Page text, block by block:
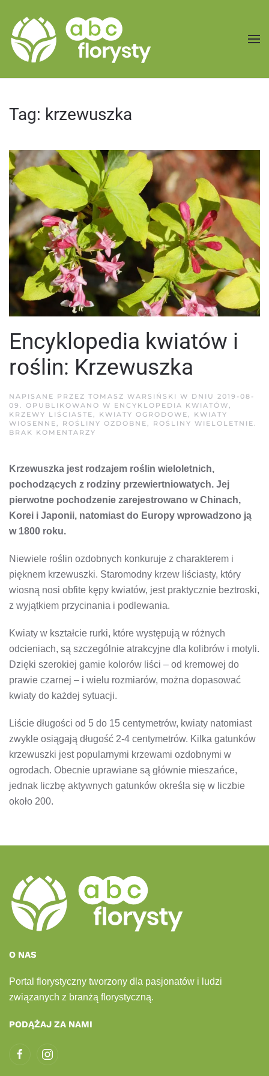
Przejdź do treści głównej
Tag: krzewuszka
Encyklopedia kwiatów i
roślin: Krzewuszka
NAPISANE PRZEZ TOMASZ WARSIŃSKI W DNIU 2019-08-
09 . OPUBLIKOWANO W ENCYKLOPEDIA KWIATÓW,
KRZEWY LIŚCIASTE, KWIATY OGRODOWE, KWIATY
WIOSENNE, ROŚLINY OZDOBNE, ROŚLINY WIELOLETNIE.
BRAK KOMENTARZY
ROŚLIN:
Krzewuszka jest rodzajem roślin wieloletnich,
pochodzących z rodziny przewiertniowatych. Jej
pierwotne pochodzenie zarejestrowano w Chinach,
Korei i Japonii, natomiast do Europy wprowadzono ją
w 1800 roku.
Niewiele roślin ozdobnych konkuruje z charakterem i
pięknem krzewuszki. Staromodny krzew liściasty, który
wiosną nosi obfite kępy kwiatów, jest praktycznie beztroski,
z wyjątkiem przycinania i podlewania.
Kwiaty w kształcie rurki, które występują w różnych
odcieniach, są szczególnie atrakcyjne dla kolibrów i motyli.
Dzięki szerokiej gamie kolorów liści – od kremowej do
prawie czarnej – i wielu rozmiarów, można dopasować
kwiaty do każdej sytuacji.
Liście długości od 5 do 15 centymetrów, kwiaty natomiast
zwykle osiągają długość 2-4 centymetrów. Kilka gatunków
krzewuszki jest popularnymi krzewami ozdobnymi w
ogrodach. Obecnie uprawiane są głównie mieszańce,
jednak liczbę aktywnych gatunków określa się w liczbie
około 200.
O NAS
Portal florystyczny tworzony dla pasjonatów i ludzi
związanych z branżą florystyczną.
PODĄŻAJ ZA NAMI